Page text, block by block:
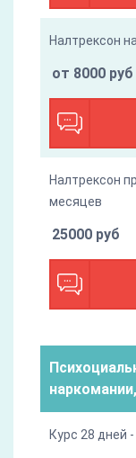
Налтрексон
от 8000 руб
Налтрексон
месяцев
25000 руб
Курс 28 дней